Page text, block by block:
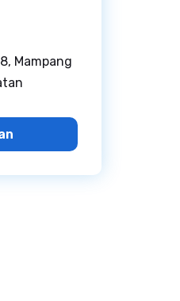
Mampang